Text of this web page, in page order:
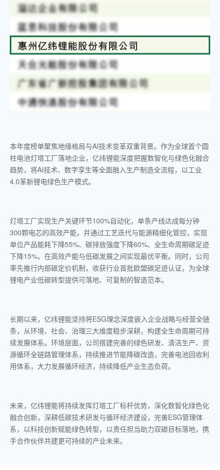
本年度榜单聚焦地缘格局与AI技术变革双重背景。作为全球首个圆
柱电池灯塔工厂落地企业，亿纬锂能深度把握数智化与绿色化融合
趋势，将AI技术、数字孪生等全面融入生产制造全流程，以工业
4.0革新锂电绿色生产模式。
灯塔工厂实现生产关键环节100%自动化，单条产线达成每分钟
300颗电芯的高效产能，并通过工艺迭代与能源精细化管控，实现
单位产品能耗下降55%、碳排放强度下降60%、全生命周期碳足迹
下降15%，在高效产能与低碳发展之间实现最优平衡。同时，公司
率先推行内部碳定价机制，收获行业首批欧盟碳足迹认证，为全球
锂电产业低碳转型提供可落地、可复制的智造范本。
长期以来，亿纬锂能坚持将ESG理念深度嵌入企业战略与经营全链
条，从环境、社会、治理三大维度稳步深耕，构建全生命周期可持
续发展体系。环境层面，公司搭建完善的绿色研发、清洁生产、资
源循环全链路管理体系，持续推进节能降碳改造，完善电池回收利
用体系，大力发展循环经济，持续降低产业生态负荷。
未来，亿纬锂能将持续发挥灯塔工厂标杆优势，深化数智化绿色化
融合创新，深耕低碳技术研发与循环经济建设，完善ESG管理体
系，以科技创新赋能绿色转型，以责任担当助力双碳目标落地，携
手合作伙伴共建更可持续的产业未来。